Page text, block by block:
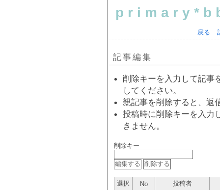
戻る
記事編集
削除キーを入力して記事
してください。
親記事を削除すると、返
投稿時に削除キーを入力
きません。
削除キー
選択 No
投稿者